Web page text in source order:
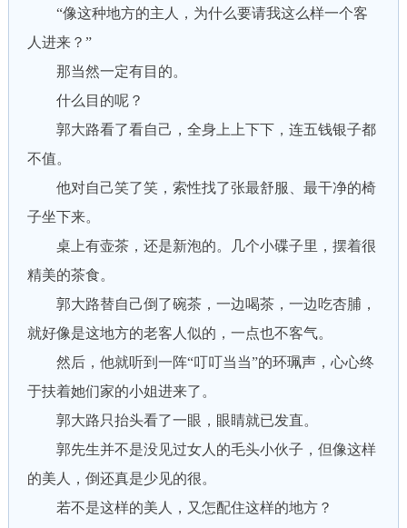
“像这种地方的主人，为什么要请我这么样一个客
人进来？”
那当然一定有目的。
什么目的呢？
郭大路看了看自己，全身上上下下，连五钱银子都
不值。
他对自己笑了笑，索性找了张最舒服、最干净的椅
子坐下来。
桌上有壶茶，还是新泡的。几个小碟子里，摆着很
精美的茶食。
郭大路替自己倒了碗茶，一边喝茶，一边吃杏脯，
就好像是这地方的老客人似的，一点也不客气。
然后，他就听到一阵“叮叮当当”的环珮声，心心终
于扶着她们家的小姐进来了。
郭大路只抬头看了一眼，眼睛就已发直。
郭先生并不是没见过女人的毛头小伙子，但像这样
的美人，倒还真是少见的很。
若不是这样的美人，又怎配住这样的地方？